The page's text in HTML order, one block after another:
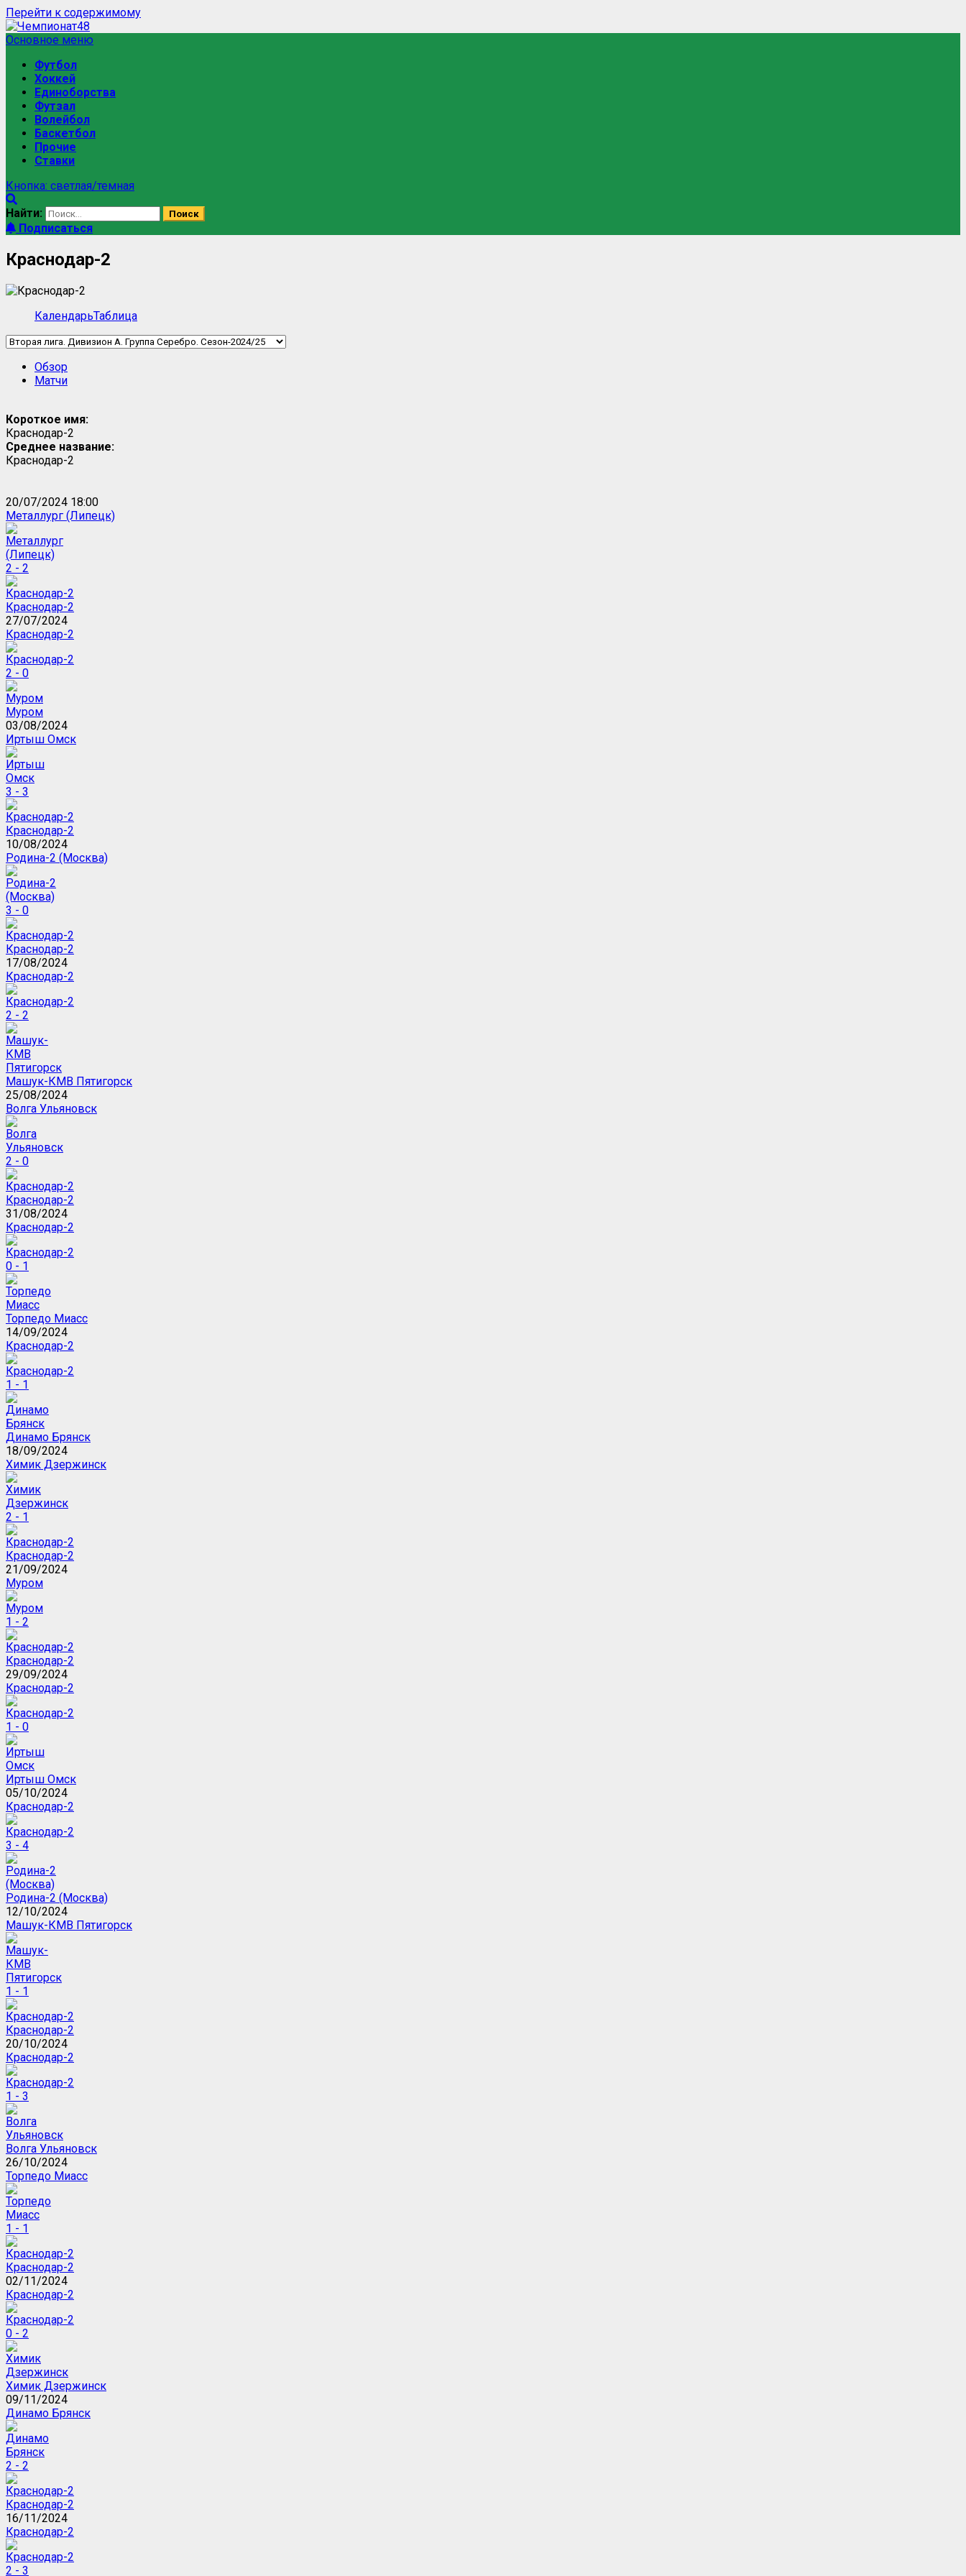
Перейти к содержимому
Основное меню
Футбол
Хоккей
Единоборства
Футзал
Волейбол
Баскетбол
Прочие
Ставки
Кнопка: светлая/темная
Найти:
Подписаться
Краснодар-2
КалендарьТаблица
Обзор
Матчи
Короткое имя:
Краснодар-2
Среднее название:
Краснодар-2
20/07/2024 18:00
Металлург (Липецк)
2 - 2
Краснодар-2
27/07/2024
Краснодар-2
2 - 0
Муром
03/08/2024
Иртыш Омск
3 - 3
Краснодар-2
10/08/2024
Родина-2 (Москва)
3 - 0
Краснодар-2
17/08/2024
Краснодар-2
2 - 2
Машук-КМВ Пятигорск
25/08/2024
Волга Ульяновск
2 - 0
Краснодар-2
31/08/2024
Краснодар-2
0 - 1
Торпедо Миасс
14/09/2024
Краснодар-2
1 - 1
Динамо Брянск
18/09/2024
Химик Дзержинск
2 - 1
Краснодар-2
21/09/2024
Муром
1 - 2
Краснодар-2
29/09/2024
Краснодар-2
1 - 0
Иртыш Омск
05/10/2024
Краснодар-2
3 - 4
Родина-2 (Москва)
12/10/2024
Машук-КМВ Пятигорск
1 - 1
Краснодар-2
20/10/2024
Краснодар-2
1 - 3
Волга Ульяновск
26/10/2024
Торпедо Миасс
1 - 1
Краснодар-2
02/11/2024
Краснодар-2
0 - 2
Химик Дзержинск
09/11/2024
Динамо Брянск
2 - 2
Краснодар-2
16/11/2024
Краснодар-2
2 - 3